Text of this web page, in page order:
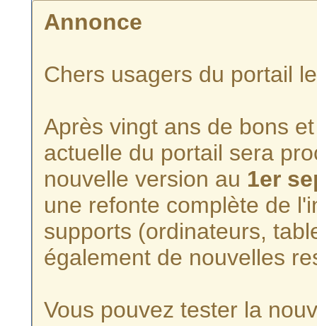
Annonce
Chers usagers du portail
Après vingt ans de bons
actuelle du portail sera
nouvelle version au 1er
une refonte complète de
supports (ordinateurs,
également de nouvelles
Vous pouvez tester la